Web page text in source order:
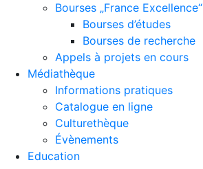
Bourses „France Excellence“
Bourses d’études
Bourses de recherche
Appels à projets en cours
Médiathèque
Informations pratiques
Catalogue en ligne
Culturethèque
Évènements
Education